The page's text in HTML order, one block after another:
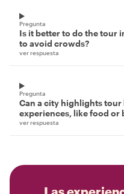
Pregunta
Is it better to do the tour
to avoid crowds?
ver respuesta
Pregunta
Can a city highlights
experiences, like food or
ver respuesta